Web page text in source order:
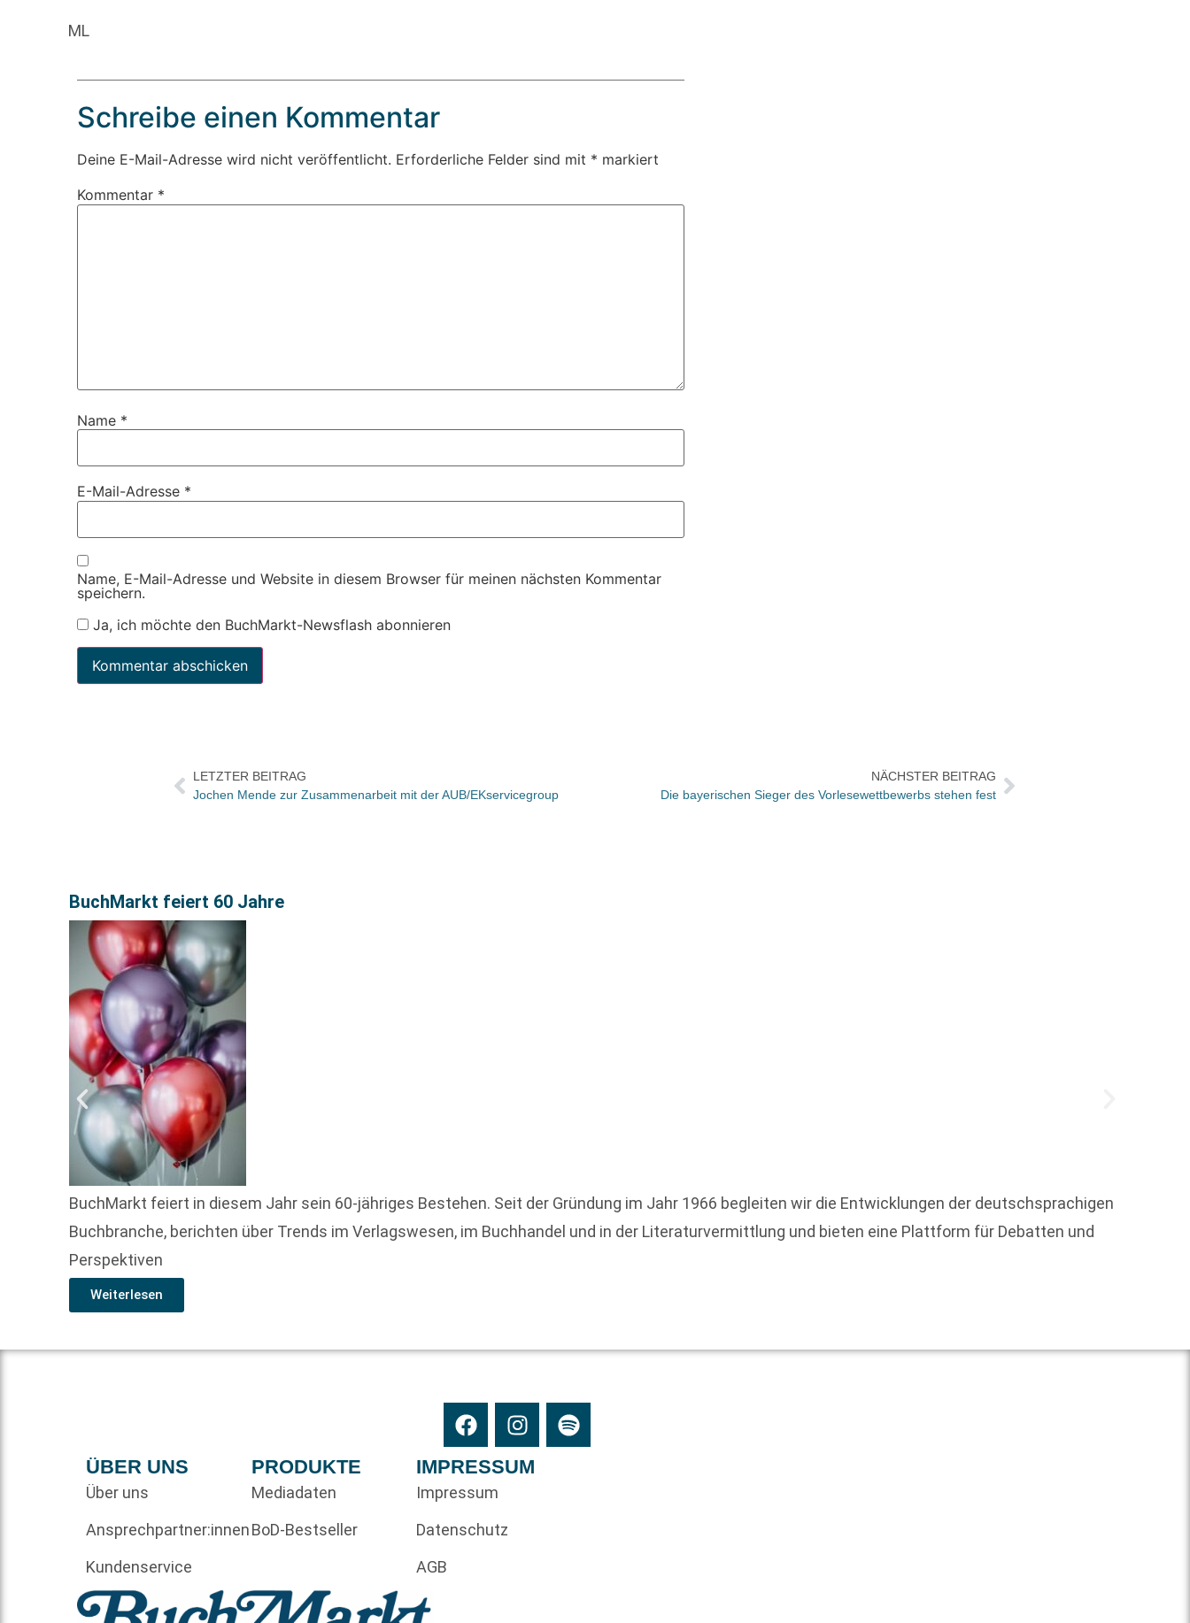
ML
Schreibe einen Kommentar
Deine E-Mail-Adresse wird nicht veröffentlicht. Erforderliche Felder sind mit * markiert
Kommentar *
Name *
E-Mail-Adresse *
Name, E-Mail-Adresse und Website in diesem Browser für meinen nächsten Kommentar
speichern.
Ja, ich möchte den BuchMarkt-Newsflash abonnieren
LETZTER BEITRAG
Jochen Mende zur Zusammenarbeit mit der AUB/EKservicegroup
NÄCHSTER BEITRAG
Die bayerischen Sieger des Vorlesewettbewerbs stehen fest
BuchMarkt feiert 60 Jahre
BuchMarkt feiert in diesem Jahr sein 60-jähriges Bestehen. Seit der Gründung im Jahr 1966 begleiten wir die Entwicklungen der deutschsprachigen
Buchbranche, berichten über Trends im Verlagswesen, im Buchhandel und in der Literaturvermittlung und bieten eine Plattform für Debatten und
Perspektiven
Weiterlesen
ÜBER UNS
Über uns
Ansprechpartner:innen
Kundenservice
PRODUKTE
Mediadaten
BoD-Bestseller
IMPRESSUM
Impressum
Datenschutz
AGB